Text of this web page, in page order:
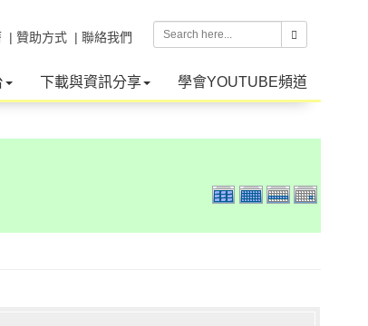
| 聯絡我們
| 贊助方式
下載與資訊分享 學會YOUTUBE頻道